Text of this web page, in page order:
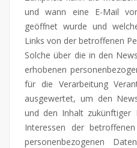
und wann eine E-Mail
geöffnet wurde und
Links von der betroffenen
Solche über die in den
erhobenen
für die Verarbeitung
ausgewertet, um den
und den Inhalt zukünftiger
Interessen der
personenbezogenen